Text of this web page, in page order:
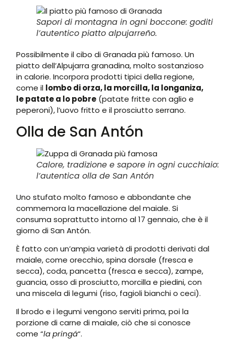
Sapori di montagna in ogni boccone: goditi
l’autentico piatto alpujarreño.
Possibilmente il cibo di Granada più famoso. Un
piatto dell’Alpujarra granadina, molto sostanzioso
in calorie. Incorpora prodotti tipici della regione,
come il lombo di orza, la morcilla, la longaniza,
le patate a lo pobre (patate fritte con aglio e
peperoni), l’uovo fritto e il prosciutto serrano.
Olla de San Antón
Calore, tradizione e sapore in ogni cucchiaio:
l’autentica olla de San Antón
Uno stufato molto famoso e abbondante che
commemora la macellazione del maiale. Si
consuma soprattutto intorno al 17 gennaio, che è il
giorno di San Antón.
È fatto con un’ampia varietà di prodotti derivati dal
maiale, come orecchio, spina dorsale (fresca e
secca), coda, pancetta (fresca e secca), zampe,
guancia, osso di prosciutto, morcilla e piedini, con
una miscela di legumi (riso, fagioli bianchi o ceci).
Il brodo e i legumi vengono serviti prima, poi la
porzione di carne di maiale, ciò che si conosce
come “la pringá“.